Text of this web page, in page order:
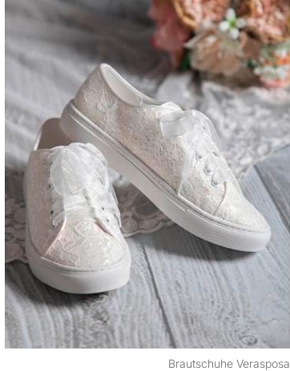
Brautschuhe Verasposa